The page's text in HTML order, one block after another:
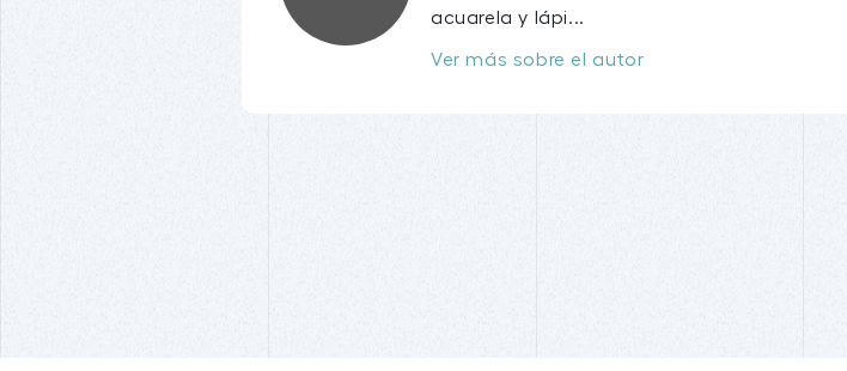
acuarela y lápi...
Ver más sobre el autor